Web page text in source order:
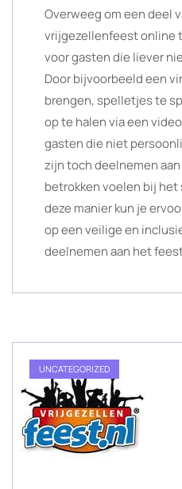
Overweeg om een deel
vrijgezellenfeest online
voor gasten die liever
Door bijvoorbeeld een
brengen, spelletjes te
op te halen via een
gasten die niet
zijn toch deelnemen
betrokken voelen bij
deze manier kun je
op een veilige en
deelnemen aan het
UNCATEGORIZED